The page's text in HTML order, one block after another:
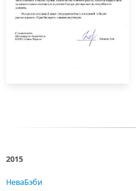
2015
НеваБэби